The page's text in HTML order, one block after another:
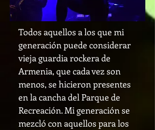
Todos aquellos a los que mi
generación puede considerar
vieja guardia rockera de
Armenia, que cada vez son
menos, se hicieron presentes
en la cancha del Parque de
Recreación. Mi generación se
mezcló con aquellos para los